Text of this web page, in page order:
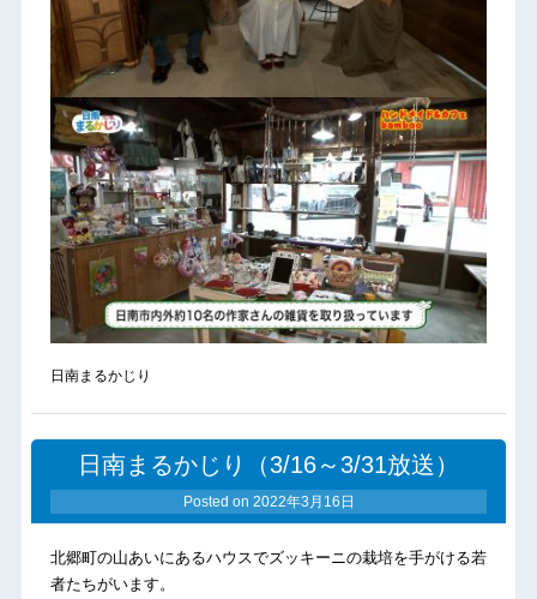
日南まるかじり
日南まるかじり（3/16～3/31放送）
Posted on 2022年3月16日
北郷町の山あいにあるハウスでズッキーニの栽培を手がける若
者たちがいます。